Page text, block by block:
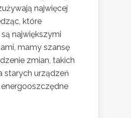
najwięcej
które
największymi
mamy szansę
zmian, takich
starych urządzeń